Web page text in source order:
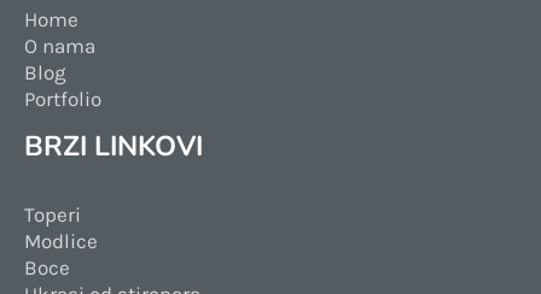
Home
O nama
Blog
Portfolio
BRZI LINKOVI
Toperi
Modlice
Boce